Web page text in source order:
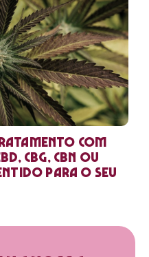
com
CBG, CBN ou
para o seu